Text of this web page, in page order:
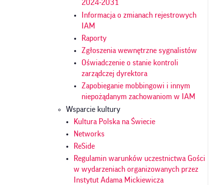
2024-2031
Informacja o zmianach rejestrowych
IAM
Raporty
Zgłoszenia wewnętrzne sygnalistów
Oświadczenie o stanie kontroli
zarządczej dyrektora
Zapobieganie mobbingowi i innym
niepożądanym zachowaniom w IAM
Wsparcie kultury
Kultura Polska na Świecie
Networks
ReSide
Regulamin warunków uczestnictwa Gości
w wydarzeniach organizowanych przez
Instytut Adama Mickiewicza